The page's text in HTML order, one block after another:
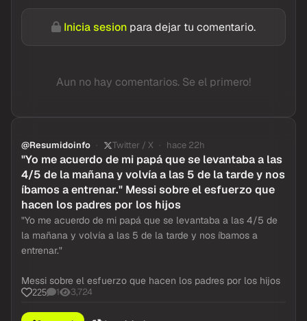
Inicia sesion para dejar tu comentario.
Aun no hay comentarios. Se el primero!
@Resumidoinfo Twitter / X hace 22h
"Yo me acuerdo de mi papá que se levantaba a las
4/5 de la mañana y volvía a las 5 de la tarde y nos
íbamos a entrenar." Messi sobre el esfuerzo que
hacen los padres por los hijos
"Yo me acuerdo de mi papá que se levantaba a las 4/5 de
la mañana y volvía a las 5 de la tarde y nos íbamos a
entrenar."
Messi sobre el esfuerzo que hacen los padres por los hijos
225 1 3,724